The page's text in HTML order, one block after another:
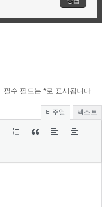
필수 필드는 *로 표시됩니다
비주얼 텍스트